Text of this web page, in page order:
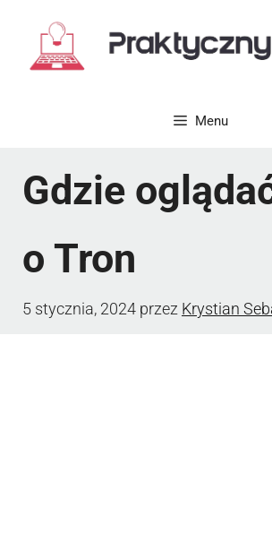
Menu
Gdzie
o Tron
5 stycznia, 2024 przez Krystian